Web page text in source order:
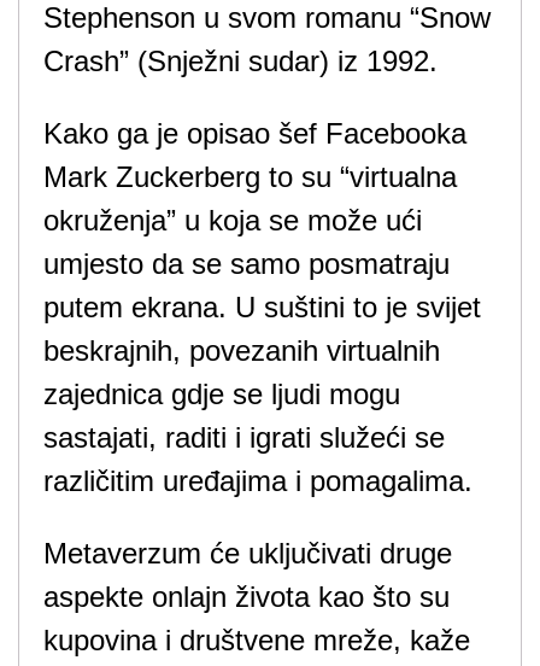
Stephenson u svom romanu “Snow
Crash” (Snježni sudar) iz 1992.
Kako ga je opisao šef Facebooka
Mark Zuckerberg to su “virtualna
okruženja” u koja se može ući
umjesto da se samo posmatraju
putem ekrana. U suštini to je svijet
beskrajnih, povezanih virtualnih
zajednica gdje se ljudi mogu
sastajati, raditi i igrati služeći se
različitim uređajima i pomagalima.
Metaverzum će uključivati druge
aspekte onlajn života kao što su
kupovina i društvene mreže, kaže